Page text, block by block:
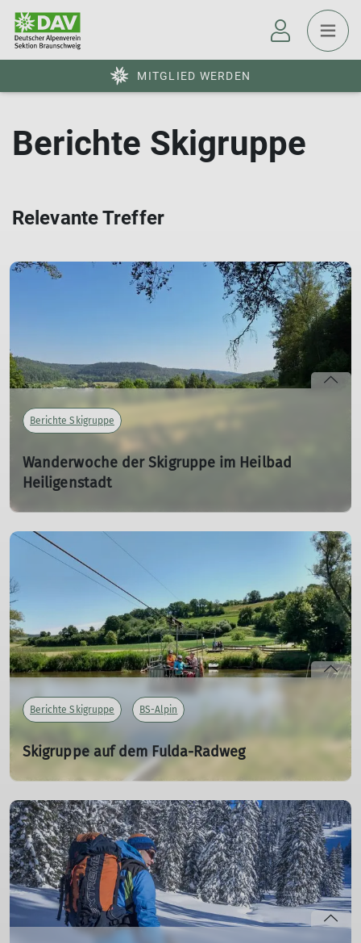
MITGLIED WERDEN
Berichte Skigruppe
Relevante Treffer
Berichte Skigruppe
Wanderwoche der Skigruppe im Heilbad
Heiligenstadt
Alle 2 Jahre bemüht sich die Gruppe eine Wanderwoche
zu veranstalten. Biggi und Reinhold berichten von der
diesjährigen Gruppenfahrt.
mehr erfahren
Berichte Skigruppe BS-Alpin
Skigruppe auf dem Fulda-Radweg
03.10.2023
Von der Wasserkuppe bis nach Hann.Münden radelt die
Skigruppe.
mehr erfahren